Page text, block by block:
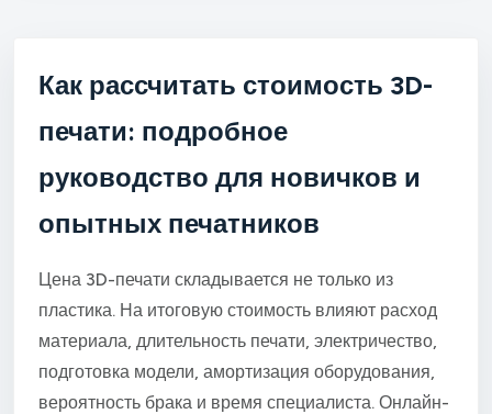
Как рассчитать стоимость 3D-
печати: подробное
руководство для новичков и
опытных печатников
Цена 3D-печати складывается не только из
пластика. На итоговую стоимость влияют расход
материала, длительность печати, электричество,
подготовка модели, амортизация оборудования,
вероятность брака и время специалиста. Онлайн-